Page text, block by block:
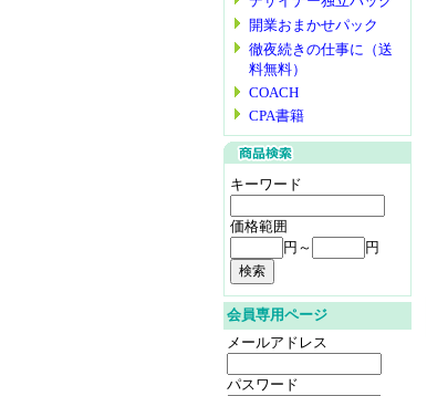
開業おまかせパック
徹夜続きの仕事に（送
料無料）
COACH
CPA書籍
キーワード
価格範囲
円～
円
会員専用ページ
メールアドレス
パスワード